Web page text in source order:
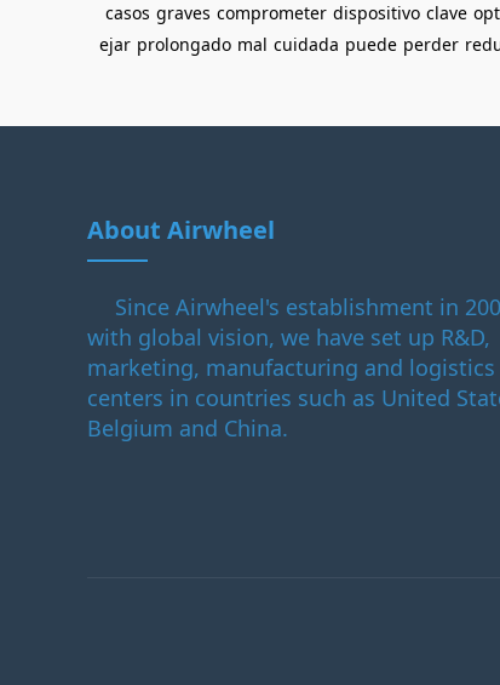
casos graves comprometer dispositivo clave
ejar prolongado mal cuidada puede perder
About Airwheel
Since Airwheel's establishment in
with global vision, we have set up R&D,
marketing, manufacturing and logistics
centers in countries such as United
Belgium and China.